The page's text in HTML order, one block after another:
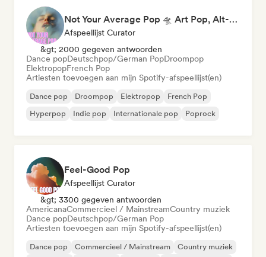
Not Your Average Pop 🛸 Art Pop, Alt-Pop & Indie Pop
Afspeellijst Curator
&gt; 2000 gegeven antwoorden
Dance popDeutschpop/German PopDroompop
ElektropopFrench Pop
Artiesten toevoegen aan mijn Spotify-afspeellijst(en)
Dance pop Droompop Elektropop
French Pop
Hyperpop
Indie pop Internationale pop Poprock
Feel-Good Pop
Afspeellijst Curator
&gt; 3300 gegeven antwoorden
AmericanaCommercieel / MainstreamCountry muziek
Dance popDeutschpop/German Pop
Artiesten toevoegen aan mijn Spotify-afspeellijst(en)
Dance pop Commercieel / Mainstream
Country muziek